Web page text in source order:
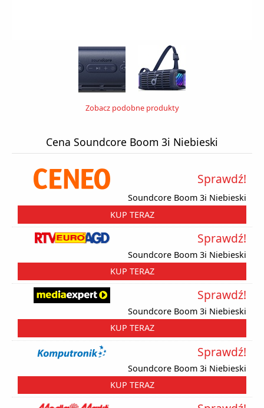
Zobacz podobne produkty
Cena Soundcore Boom 3i Niebieski
Soundcore Boom 3i Niebieski
Sprawdź!
KUP TERAZ
Soundcore Boom 3i Niebieski
Sprawdź!
KUP TERAZ
Soundcore Boom 3i Niebieski
Sprawdź!
KUP TERAZ
Soundcore Boom 3i Niebieski
Sprawdź!
KUP TERAZ